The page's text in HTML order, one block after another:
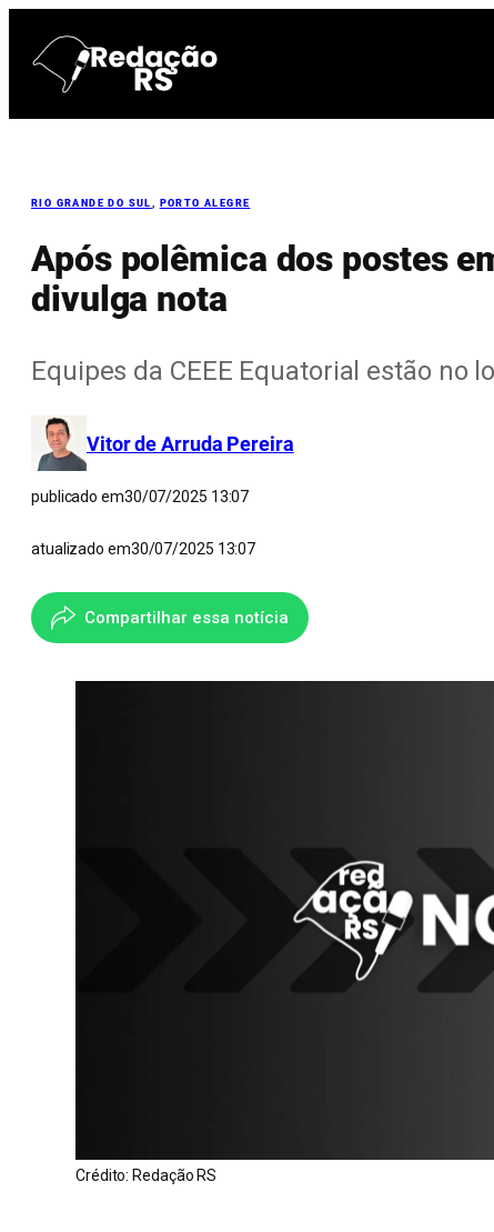
para
conteúdo
RIO GRANDE DO SUL PORTO ALEGRE
Após polêmica dos postes
divulga nota
Equipes da CEEE Equatorial estão no
Vitor de Arruda Pereira
publicado em30/07/2025 13:07
atualizado em30/07/2025 13:07
Compartilhar essa notícia
Crédito: Redação RS